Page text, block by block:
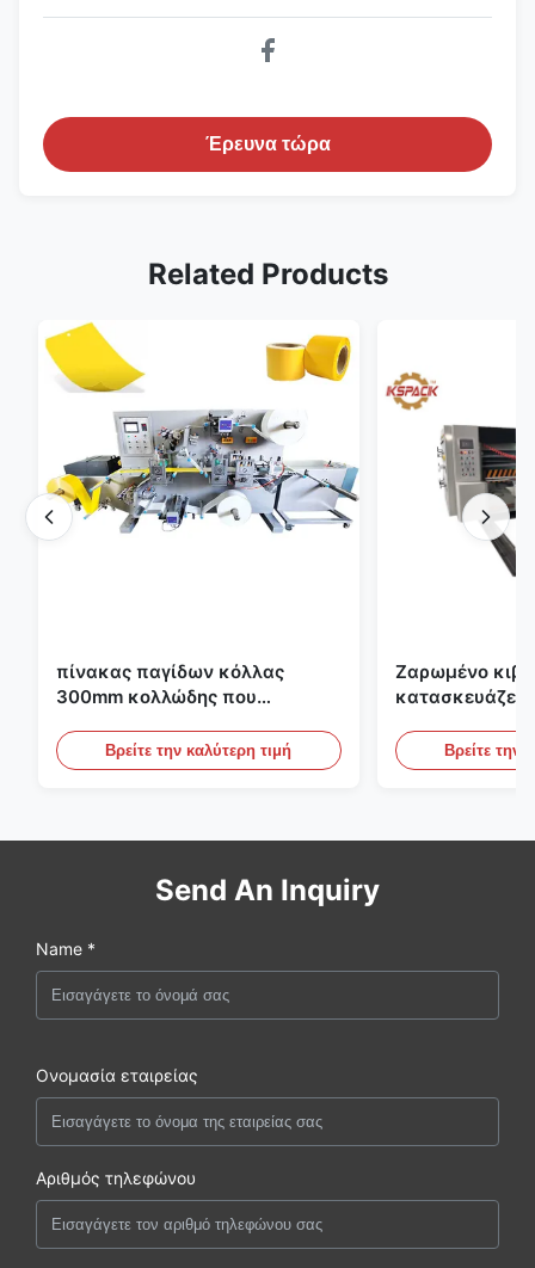
Έρευνα τώρα
Related Products
πίνακας παγίδων κόλλας
300mm κολλώδης που
γεωργίαΒρείτε την καλύτερη τιμή
Ζαρωμένο
κατασκευάζει
το ζαρωμένο
Βρείτε την
Send An Inquiry
Name *
Ονομασία εταιρείας
Αριθμός τηλεφώνου